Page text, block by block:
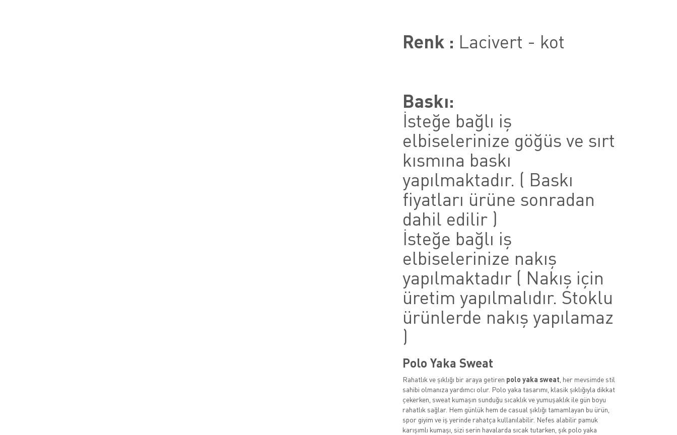
Renk : Lacivert - kot
Baskı:
İsteğe bağlı iş
elbiselerinize göğüs ve sırt
kısmına baskı
yapılmaktadır. ( Baskı
fiyatları ürüne sonradan
dahil edilir )
İsteğe bağlı iş
elbiselerinize nakış
yapılmaktadır ( Nakış için
üretim yapılmalıdır. Stoklu
ürünlerde nakış yapılamaz
)
Polo Yaka Sweat
Rahatlık ve şıklığı bir araya getiren polo yaka sweat , her mevsimde stil
sahibi olmanıza yardımcı olur. Polo yaka tasarımı, klasik şıklığıyla dikkat
çekerken, sweat kumaşın sunduğu sıcaklık ve yumuşaklık ile gün boyu
rahatlık sağlar. Hem günlük hem de casual şıklığı tamamlayan bu ürün,
spor giyim ve iş yerinde rahatça kullanılabilir. Nefes alabilir pamuk
karışımlı kumaşı, sizi serin havalarda sıcak tutarken, şık polo yaka